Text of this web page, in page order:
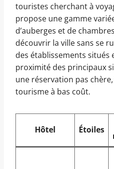
touristes cherchant à
propose une gamme
d’auberges et de
découvrir la ville sans se
des établissements situés
proximité des principaux
une réservation pas
tourisme à bas coût.
Hôtel Étoiles